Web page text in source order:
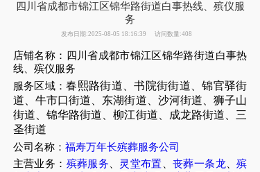
四川省成都市锦江区锦华路街道白事热线、殡仪服
务
发布日期:2025-08-05 18:16:39 访问数量:408
店铺名称：四川省成都市锦江区锦华路街道白事热
线、殡仪服务
服务区域：春熙路街道、书院街街道、锦官驿街
道、牛市口街道、东湖街道、沙河街道、狮子山
街道、锦华路街道、柳江街道、成龙路街道、三
圣街道
公司名称： 福寿万年长殡葬服务公司
主营业务： 殡葬服务 灵堂布置 、丧葬一条龙 、殡